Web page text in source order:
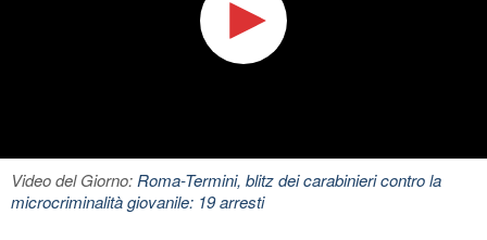
Video del Giorno:Roma-Termini, blitz dei carabinieri contro la
microcriminalità giovanile: 19 arresti